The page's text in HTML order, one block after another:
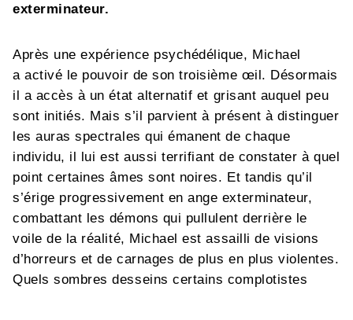
exterminateur.
Après une expérience psychédélique, Michael
a activé le pouvoir de son troisième œil. Désormais
il a accès à un état alternatif et grisant auquel peu
sont initiés. Mais s’il parvient à présent à distinguer
les auras spectrales qui émanent de chaque
individu, il lui est aussi terrifiant de constater à quel
point certaines âmes sont noires. Et tandis qu’il
s’érige progressivement en ange exterminateur,
combattant les démons qui pullulent derrière le
voile de la réalité, Michael est assailli de visions
d’horreurs et de carnages de plus en plus violentes.
Quels sombres desseins certains complotistes